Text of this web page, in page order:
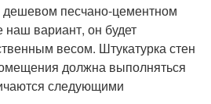
песчано-цементном
наш вариант, он будет
весом. Штукатурка стен
должна выполняться
следующими